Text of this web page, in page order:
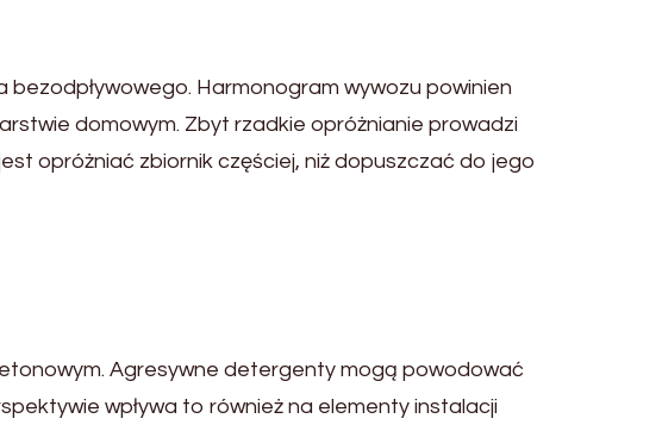
Harmonogram wywozu powinien
domowym. Zbyt rzadkie opróżnianie prowadzi
opróżniać zbiornik częściej, niż dopuszczać do jego
Agresywne detergenty mogą powodować
wpływa to również na elementy instalacji